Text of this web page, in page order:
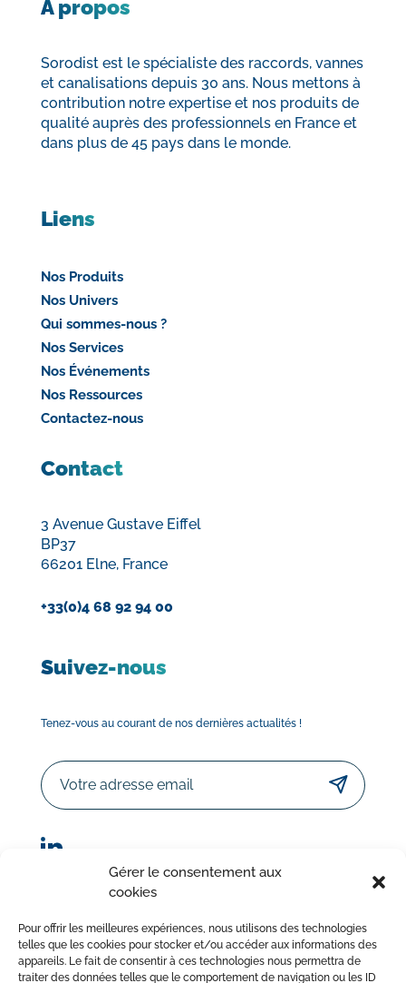
Gérer le consentement aux
cookies
Pour offrir les meilleures expériences, nous utilisons des technologies
telles que les cookies pour stocker et/ou accéder aux informations des
appareils. Le fait de consentir à ces technologies nous permettra de
traiter des données telles que le comportement de navigation ou les ID
À propos
Sorodist est le spécialiste des raccords, vannes
et canalisations depuis 30 ans. Nous mettons à
contribution notre expertise et nos produits de
qualité auprès des professionnels en France et
dans plus de 45 pays dans le monde.
Liens
Nos Produits
Nos Univers
Qui sommes-nous ?
Nos Services
Nos Événements
Nos Ressources
Contactez-nous
Contact
3 Avenue Gustave Eiffel
BP37
66201 Elne, France
+33(0)4 68 92 94 00
Suivez-nous
Tenez-vous au courant de nos dernières actualités !
Email
© Sorodist 2023 – Tous droits réservés | Réalisation :
AttrapTemps|Mentions légales|Politique de confidentialité
|Conditions Générales de Vente